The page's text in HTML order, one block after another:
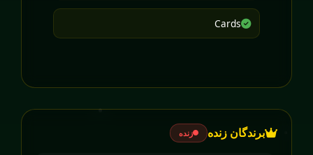
Cards
برندگان زنده زنده